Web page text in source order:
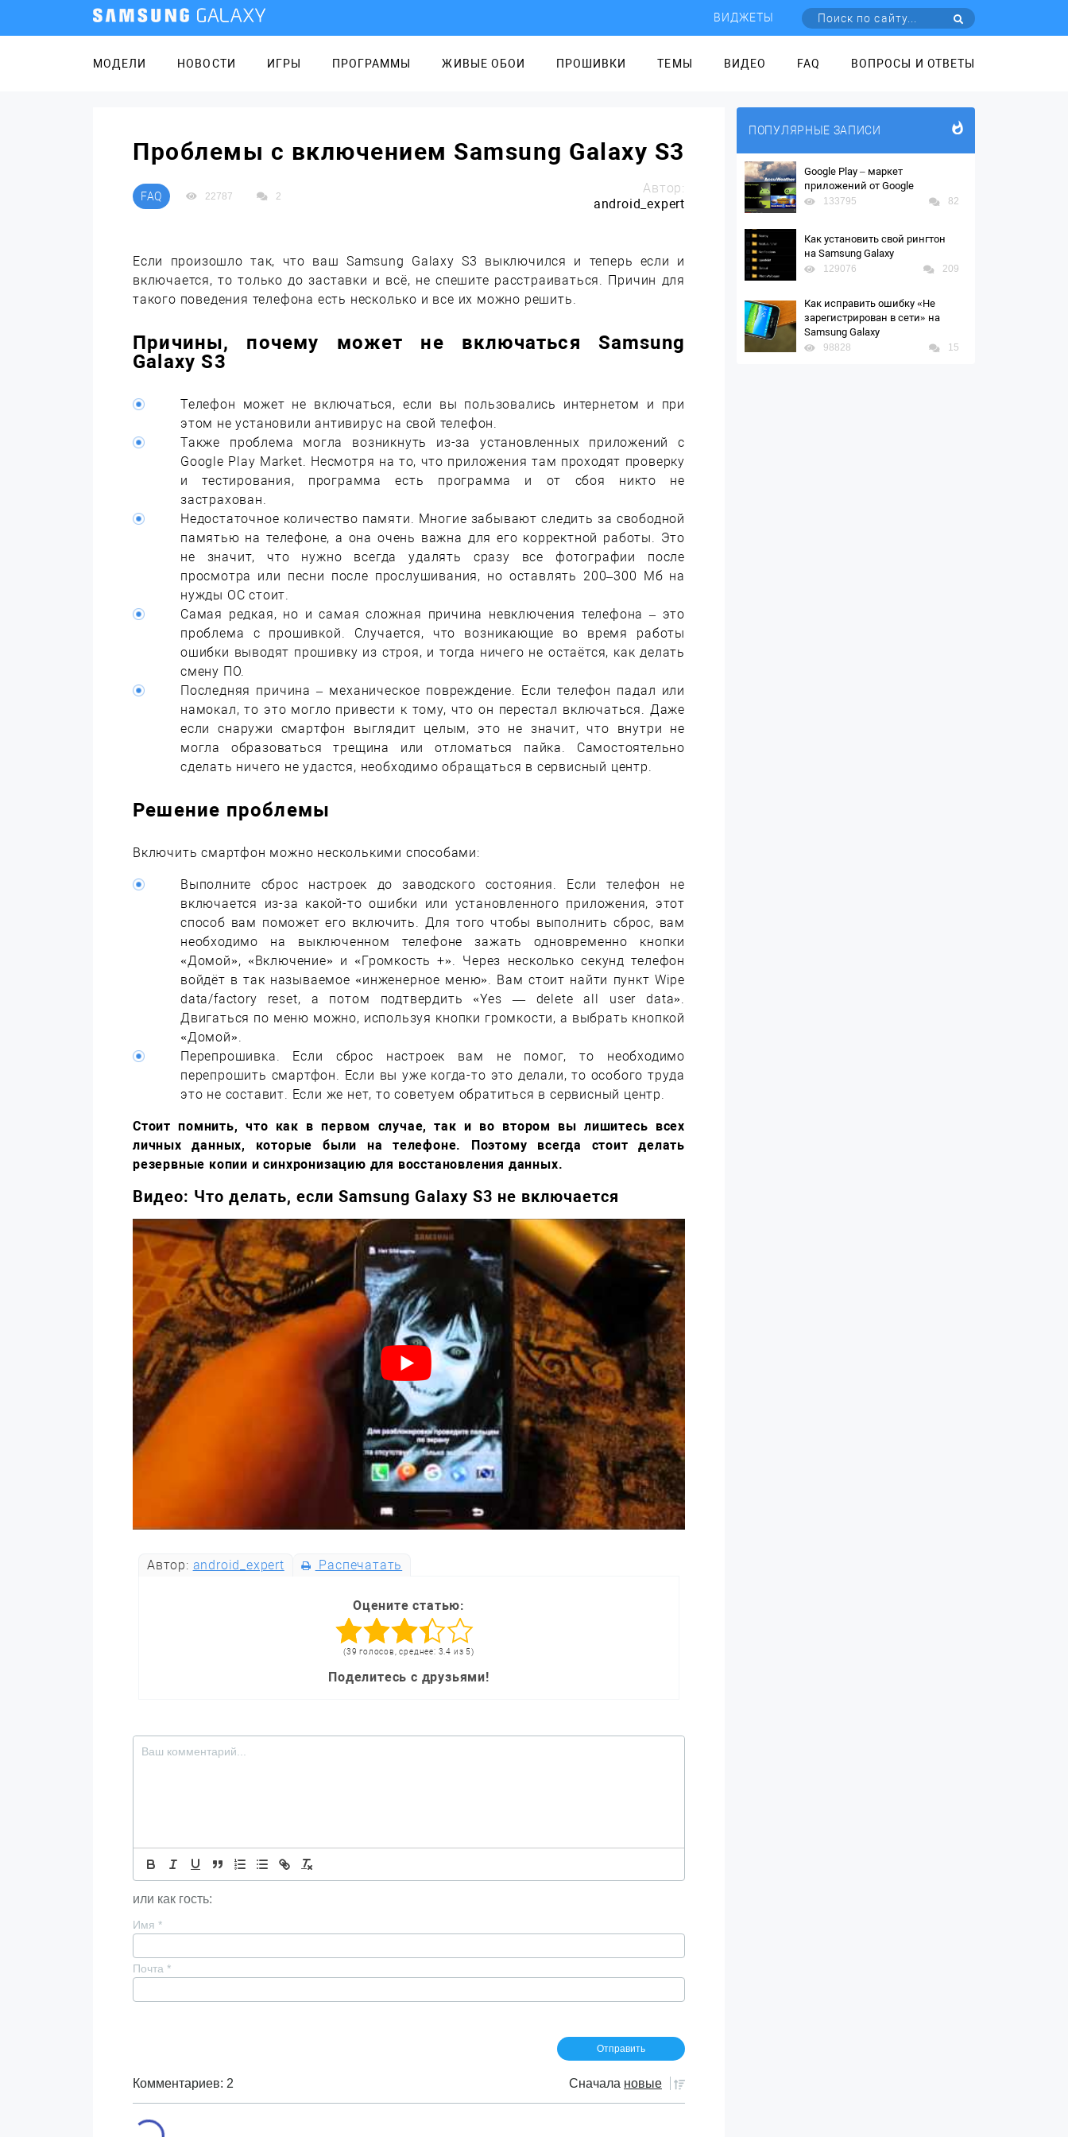
ВИДЖЕТЫ
МОДЕЛИ НОВОСТИ ИГРЫ ПРОГРАММЫ ЖИВЫЕ ОБОИ ПРОШИВКИ ТЕМЫ ВИДЕО FAQ ВОПРОСЫ И ОТВЕТЫ
Проблемы с включением Samsung Galaxy S3
FAQ 22787 2
Автор:
android_expert
Если произошло так, что ваш Samsung Galaxy S3 выключился и теперь если и
включается, то только до заставки и всё, не спешите расстраиваться. Причин для
такого поведения телефона есть несколько и все их можно решить.
Причины, почему может не включаться Samsung
Galaxy S3
Телефон может не включаться, если вы пользовались интернетом и при
этом не установили антивирус на свой телефон.
Также проблема могла возникнуть из-за установленных приложений с
Google Play Market. Несмотря на то, что приложения там проходят проверку
и тестирования, программа есть программа и от сбоя никто не
застрахован.
Недостаточное количество памяти. Многие забывают следить за свободной
памятью на телефоне, а она очень важна для его корректной работы. Это
не значит, что нужно всегда удалять сразу все фотографии после
просмотра или песни после прослушивания, но оставлять 200–300 Мб на
нужды ОС стоит.
Самая редкая, но и самая сложная причина невключения телефона – это
проблема с прошивкой. Случается, что возникающие во время работы
ошибки выводят прошивку из строя, и тогда ничего не остаётся, как делать
смену ПО.
Последняя причина – механическое повреждение. Если телефон падал или
намокал, то это могло привести к тому, что он перестал включаться. Даже
если снаружи смартфон выглядит целым, это не значит, что внутри не
могла образоваться трещина или отломаться пайка. Самостоятельно
сделать ничего не удастся, необходимо обращаться в сервисный центр.
Решение проблемы
Включить смартфон можно несколькими способами:
Выполните сброс настроек до заводского состояния. Если телефон не
включается из-за какой-то ошибки или установленного приложения, этот
способ вам поможет его включить. Для того чтобы выполнить сброс, вам
необходимо на выключенном телефоне зажать одновременно кнопки
«Домой», «Включение» и «Громкость +». Через несколько секунд телефон
войдёт в так называемое «инженерное меню». Вам стоит найти пункт Wipe
data/factory reset, а потом подтвердить «Yes — delete all user data».
Двигаться по меню можно, используя кнопки громкости, а выбрать кнопкой
«Домой».
Перепрошивка. Если сброс настроек вам не помог, то необходимо
перепрошить смартфон. Если вы уже когда-то это делали, то особого труда
это не составит. Если же нет, то советуем обратиться в сервисный центр.
Стоит помнить, что как в первом случае, так и во втором вы лишитесь всех
личных данных, которые были на телефоне. Поэтому всегда стоит делать
резервные копии и синхронизацию для восстановления данных.
Видео: Что делать, если Samsung Galaxy S3 не включается
Автор: android_expert Распечатать
Оцените статью:
(39 голосов, среднее: 3.4 из 5)
Поделитесь с друзьями!
или как гость:
Имя *
Почта *
Комментариев: 2 Сначала новые
ПОПУЛЯРНЫЕ ЗАПИСИ
Google Play – маркет
приложений от Google
133795 82
Как установить свой рингтон
на Samsung Galaxy
129076 209
Как исправить ошибку «Не
зарегистрирован в сети» на
Samsung Galaxy
98828 15